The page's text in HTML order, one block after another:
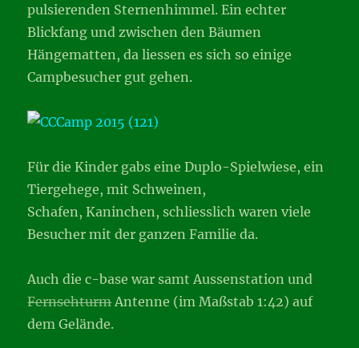
pulsierenden Sternenhimmel. Ein echter
Blickfang und zwischen den Bäumen
Hängematten, da liessen es sich so einige
Campbesucher gut gehen.
Für die Kinder gabs eine Duplo-Spielwiese, ein
Tiergehege, mit Schweinen,
Schafen, Kaninchen, schliesslich waren viele
Besucher mit der ganzen Familie da.
Auch die c-base war samt Aussenstation und
FernsehturmAntenne (im Maßstab 1:42) auf
dem Gelände.